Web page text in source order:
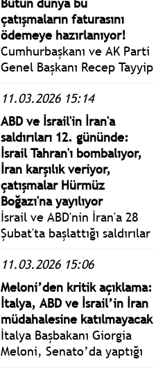
çatışmaların faturasını
ödemeye hazırlanıyor!
Cumhurbaşkanı ve AK Parti
Genel Başkanı Recep Tayyip
Millet Meclisi (TBMM) AK
Parti Grup Toplantısı’na
katılarak bir konuşma
yaptı.
11.03.2026 15:14
ABD ve İsrail'in İran'a
saldırıları 12. gününde:
İsrail Tahran'ı bombalıyor,
İran karşılık veriyor,
çatışmalar Hürmüz
Boğazı'na yayılıyor
İsrail ve ABD'nin İran'a 28
Şubat'ta başlattığı saldırılar
İsrail'in ve İran'ın hava
saldırıları gece boyunca
devam etti. ABD ve İsrail'in
İran'a saldırıları 12. gününe
girerken İran karşılık
vermeye devam ediyor.
11.03.2026 15:06
Meloni’den kritik açıklama:
İtalya, ABD ve İsrail’in İran
müdahalesine katılmayacak
İtalya Başbakanı Giorgia
Meloni, Senato’da yaptığı